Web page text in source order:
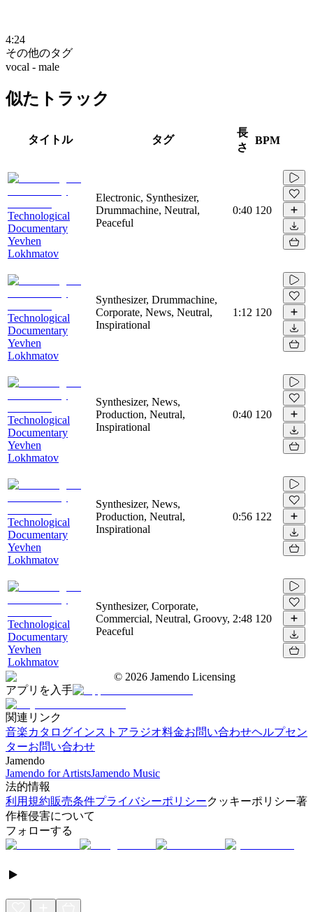
4:24
その他のタグ
vocal - male
似たトラック
タイトル タグ
長
さ
BPM
Technological
Documentary
Yevhen
Lokhmatov
Electronic, Synthesizer,
Drummachine, Neutral,
Peaceful
0:40 120
Technological
Documentary
Yevhen
Lokhmatov
Synthesizer, Drummachine,
Corporate, News, Neutral,
Inspirational
1:12 120
Technological
Documentary
Yevhen
Lokhmatov
Synthesizer, News,
Production, Neutral,
Inspirational
0:40 120
Technological
Documentary
Yevhen
Lokhmatov
Synthesizer, News,
Production, Neutral,
Inspirational
0:56 122
Technological
Documentary
Yevhen
Lokhmatov
Synthesizer, Corporate,
Commercial, Neutral, Groovy,
Peaceful
2:48 120
© 2026 Jamendo Licensing
アプリを入手
関連リンク
音楽カタログインストアラジオ料金お問い合わせヘルプセン
ターお問い合わせ
Jamendo
Jamendo for ArtistsJamendo Music
法的情報
利用規約販売条件プライバシーポリシークッキーポリシー著
作権侵害について
フォローする